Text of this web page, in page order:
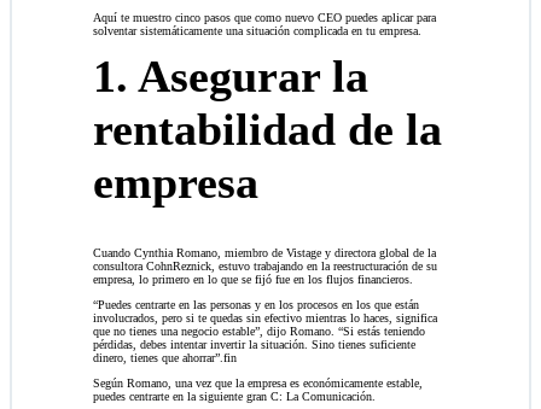
Aquí te muestro cinco pasos que como nuevo CEO puedes aplicar para
solventar sistemáticamente una situación complicada en tu empresa.
1. Asegurar la
rentabilidad de la
empresa
Cuando Cynthia Romano, miembro de Vistage y directora global de la
consultora CohnReznick, estuvo trabajando en la reestructuración de su
empresa, lo primero en lo que se fijó fue en los flujos financieros.
“Puedes centrarte en las personas y en los procesos en los que están
involucrados, pero si te quedas sin efectivo mientras lo haces, significa
que no tienes una negocio estable”, dijo Romano. “Si estás teniendo
pérdidas, debes intentar invertir la situación. Sino tienes suficiente
dinero, tienes que ahorrar”.fin
Según Romano, una vez que la empresa es económicamente estable,
puedes centrarte en la siguiente gran C: La Comunicación.